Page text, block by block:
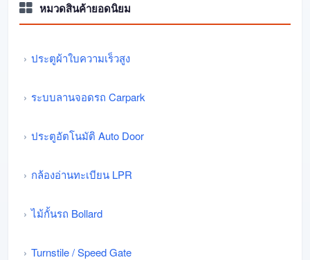
หมวดสินค้ายอดนิยม
ประตูผ้าใบความเร็วสูง
ระบบลานจอดรถ Carpark
ประตูอัตโนมัติ Auto Door
กล้องอ่านทะเบียน LPR
ไม้กั้นรถ Bollard
Turnstile / Speed Gate